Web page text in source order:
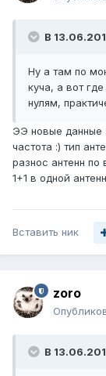
В
Ну а там по
куча, а вот
нулям,
ЭЭ новые данные
частота :) тип
разнос антенн по
1+1 в одной
Вставить ник
zoro
В